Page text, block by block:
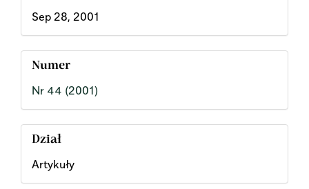
Sep 28, 2001
Numer
Nr 44 (2001)
Dział
Artykuły